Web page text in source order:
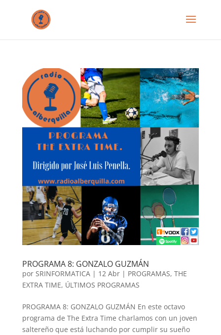
PROGRAMA 8: GONZALO GUZMÁN
por SRINFORMATICA| 12 Abr| PROGRAMAS, THE
EXTRA TIME, ÚLTIMOS PROGRAMAS
PROGRAMA 8: GONZALO GUZMÁN En este octavo
programa de The Extra Time charlamos con un joven
saltereño que está luchando por cumplir su sueño